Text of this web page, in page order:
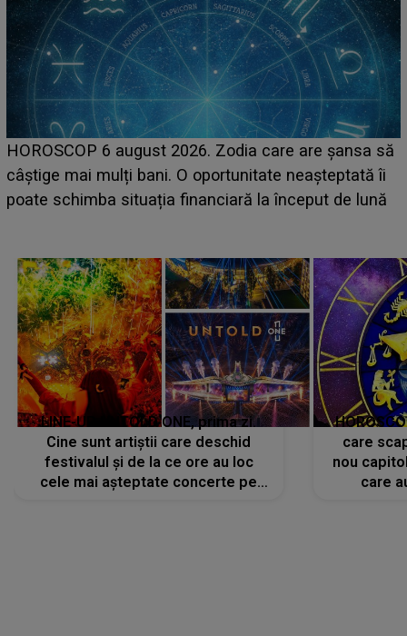
HOROSCOP 6 august 2026. Zodia care are șansa să
câștige mai mulți bani. O oportunitate neașteptată îi
poate schimba situația financiară la început de lună
LINE-UP UNTOLD ONE, prima zi.
Cine sunt artiștii care deschid
festivalul și de la ce ore au loc
cele mai așteptate concerte pe
care
nou
care